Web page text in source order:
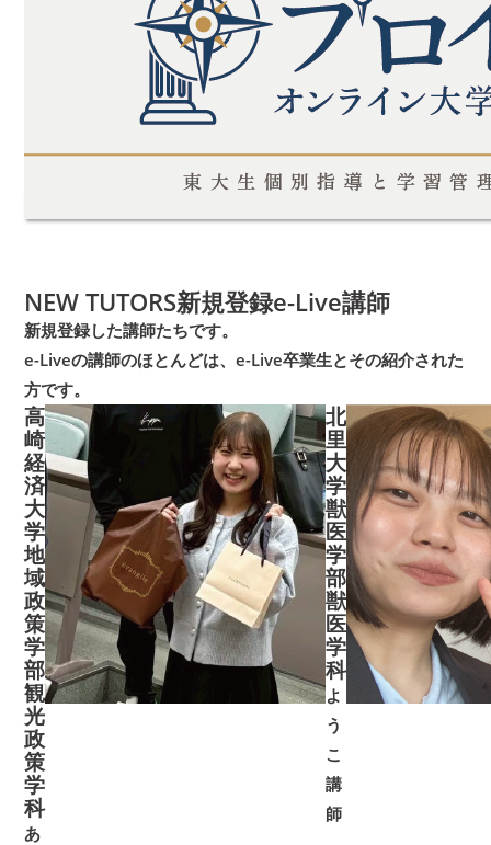
NEW TUTORS新規登録e-Live講師
新規登録した講師たちです。
e-Liveの講師のほとんどは、e-Live卒業生とその紹介された
方です。
高
崎
経
済
大
学
地
域
政
策
学
部
観
光
政
策
学
科
あ
北
里
大
学
獣
医
学
部
獣
医
学
科
よ
う
こ
講
師